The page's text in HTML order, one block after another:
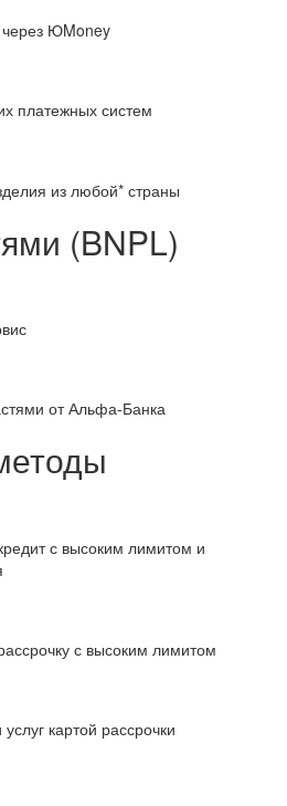
через ЮMoney
платежных систем
из любой* страны
(BNPL)
от Альфа-Банка
с высоким лимитом и
с высоким лимитом
картой рассрочки